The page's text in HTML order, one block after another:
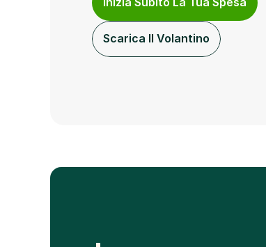
Scarica Il Volantino